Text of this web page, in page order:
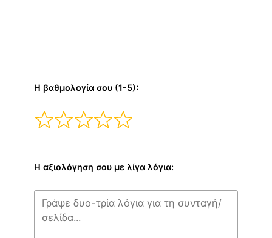
Η βαθμολογία σου (1-5):
Η αξιολόγηση σου με λίγα λόγια: